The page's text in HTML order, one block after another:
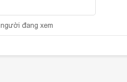
người đang xem